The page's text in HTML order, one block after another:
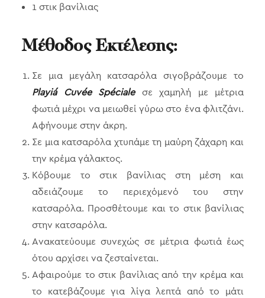
1 στικ βανίλιας
Μέθοδος Εκτέλεσης:
Σε μια μεγάλη κατσαρόλα σιγοβράζουμε το
Playiá Cuvée Spécialeσε χαμηλή με μέτρια
φωτιά μέχρι να μειωθεί γύρω στο ένα φλιτζάνι.
Αφήνουμε στην άκρη.
Σε μια κατσαρόλα χτυπάμε τη μαύρη ζάχαρη και
την κρέμα γάλακτος.
Κόβουμε το στικ βανίλιας στη μέση και
αδειάζουμε το περιεχόμενό του στην
κατσαρόλα. Προσθέτουμε και το στικ βανίλιας
στην κατσαρόλα.
Ανακατεύουμε συνεχώς σε μέτρια φωτιά έως
ότου αρχίσει να ζεσταίνεται.
Αφαιρούμε το στικ βανίλιας από την κρέμα και
το κατεβάζουμε για λίγα λεπτά από το μάτι